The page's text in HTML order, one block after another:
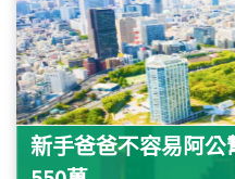
新手爸爸不容易阿